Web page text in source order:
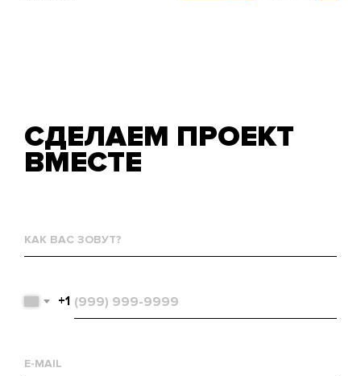
СДЕЛАЕМ ПРОЕКТ
ВМЕСТЕ
вас
Телефон
+1